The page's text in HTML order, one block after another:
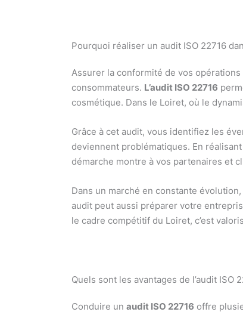
Pourquoi réaliser un audit ISO 22716
Assurer la conformité de vos
consommateurs. L’audit ISO 22716
cosmétique. Dans le Loiret, où le
Grâce à cet audit, vous identifiez les
deviennent problématiques. En
démarche montre à vos partenaires et
Dans un marché en constante
audit peut aussi préparer votre
le cadre compétitif du Loiret, c’est
Quels sont les avantages de l’audit ISO
Conduire unaudit ISO 22716 offre